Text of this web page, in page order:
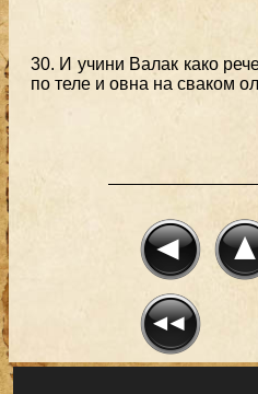
30. И учини Валак како
по теле и овна на сваком